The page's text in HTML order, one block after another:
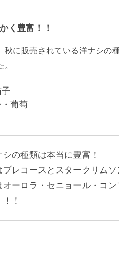
く豊富！！
秋に販売されている洋ナシの
葡萄
シの種類は本当に豊富！
プレコースとスタークリムソ
オーロラ・セニョール・コ
！